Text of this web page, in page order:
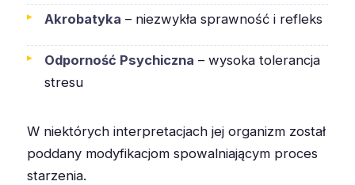
Akrobatyka – niezwykła sprawność i refleks
Odporność Psychiczna – wysoka tolerancja
stresu
W niektórych interpretacjach jej organizm został
poddany modyfikacjom spowalniającym proces
starzenia.